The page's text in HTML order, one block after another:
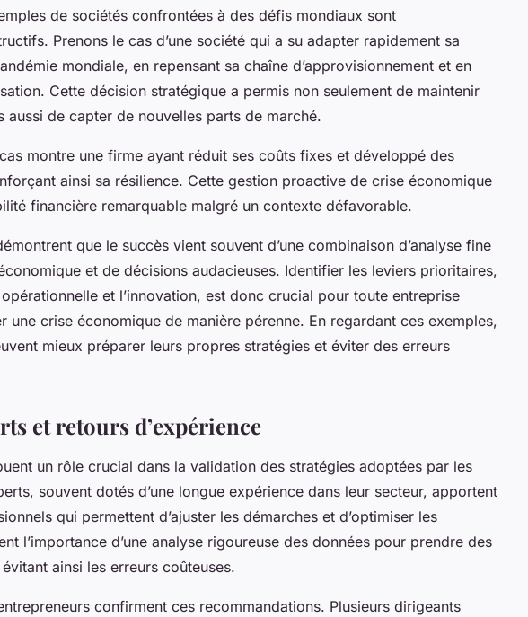
de sociétés confrontées à des défis mondiaux sont
Prenons le cas d’une société qui a su adapter rapidement sa
mondiale, en repensant sa chaîne d’approvisionnement et en
Cette décision stratégique a permis non seulement de maintenir
aussi de capter de nouvelles parts de marché.
montre une firme ayant réduit ses coûts fixes et développé des
ainsi sa résilience. Cette gestion proactive de crise économique
financière remarquable malgré un contexte défavorable.
que le succès vient souvent d’une combinaison d’analyse fine
et de décisions audacieuses. Identifier les leviers prioritaires,
et l’innovation, est donc crucial pour toute entreprise
une crise économique de manière pérenne. En regardant ces exemples,
mieux préparer leurs propres stratégies et éviter des erreurs
et retours d’expérience
un rôle crucial dans la validation des stratégies adoptées par les
souvent dotés d’une longue expérience dans leur secteur, apportent
qui permettent d’ajuster les démarches et d’optimiser les
l’importance d’une analyse rigoureuse des données pour prendre des
ainsi les erreurs coûteuses.
confirment ces recommandations. Plusieurs dirigeants